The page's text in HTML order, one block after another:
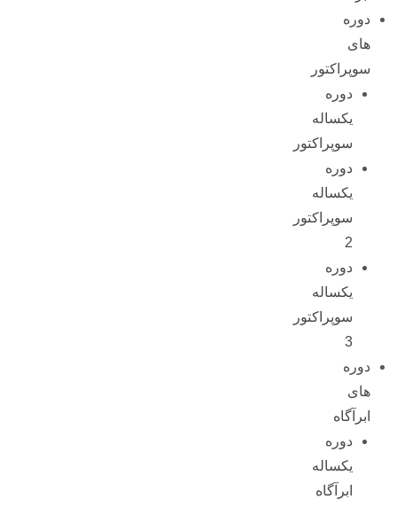
دوره
های
سوپراکتور
دوره
یکساله
سوپراکتور
دوره
یکساله
سوپراکتور
2
دوره
یکساله
سوپراکتور
3
دوره
های
ابرآگاه
دوره
یکساله
ابرآگاه